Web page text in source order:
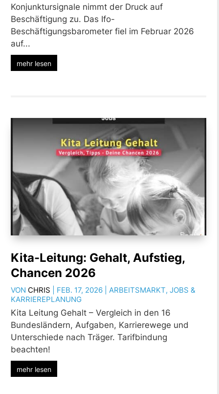
Konjunktursignale nimmt der Druck auf
Beschäftigung zu. Das Ifo-
Beschäftigungsbarometer fiel im Februar 2026
auf...
mehr lesen
Kita-Leitung: Gehalt, Aufstieg,
Chancen 2026
VON CHRIS FEB. 17, 2026 ARBEITSMARKT,JOBS &
KARRIEREPLANUNG
Kita Leitung Gehalt – Vergleich in den 16
Bundesländern, Aufgaben, Karrierewege und
Unterschiede nach Träger. Tarifbindung
beachten!
mehr lesen